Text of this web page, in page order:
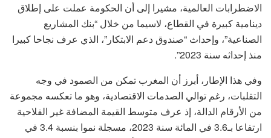
الاضطرابات العالمية، مشيرا إلى أن الحكومة عملت على إطلاق
دينامية كبيرة في القطاع، لاسيما من خلال “بنك المشاريع
الصناعية”، وإحداث “صندوق دعم الابتكار”، الذي عرف نجاحا كبيرا
منذ إحداثه سنة 2023”.
وفي هذا الإطار، أبرز أن المغرب تمكن من الصمود في وجه
التقلبات، رغم توالي الصدمات الاقتصادية، وهو ما تعكسه مجموعة
من الأرقام الدالة، إذ عرف متوسط القيمة المضافة غير الفلاحية
ارتفاعا بـ3.6 في المائة سنة 2023، مسجلة نموا بنسبة 3.4 في